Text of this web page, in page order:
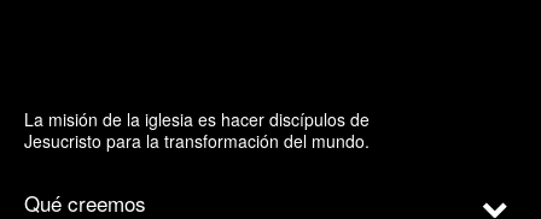
La misión de la iglesia es hacer discípulos de
Jesucristo para la transformación del mundo.
Qué creemos